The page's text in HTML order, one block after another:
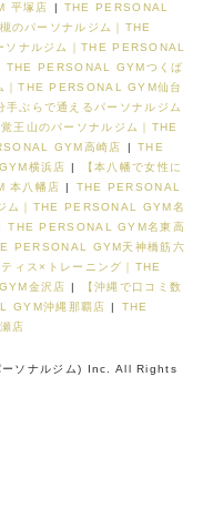
平塚店
THE PERSONAL
のパーソナルジム｜THE
ソナルジム｜THE PERSONAL
THE PERSONAL GYMつくば
｜THE PERSONAL GYM仙台
手ぶらで通えるパーソナルジム
王山のパーソナルジム｜THE
GYM高崎店
THE
横浜店
【本八幡で女性に
本八幡店
THE PERSONAL
ム｜THE PERSONAL GYM名
THE PERSONAL GYM名東高
PERSONAL GYM天神橋筋六
ィス×トレーニング｜THE
金沢店
【沖縄で口コミ数
GYM沖縄那覇店
THE
店
ソナルジム) Inc. All Rights